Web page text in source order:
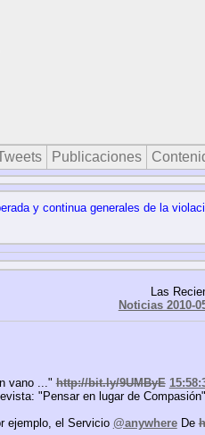
Publicaciones
y continua generales de la
Las
Noticias 2010-
vano ..."http://bit.ly/9UMByE
"Pensar en lugar de Compasión"
ejemplo, el Servicio @anywhereDe